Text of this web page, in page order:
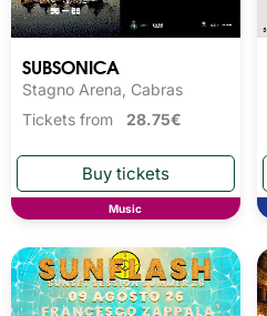
SUBSONICA
Stagno Arena, Cabras
Tickets from 28.75€
Music